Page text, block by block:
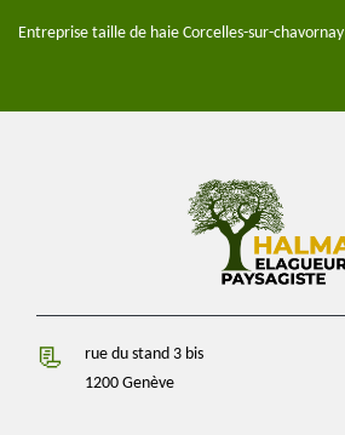
Entreprise taille de haie Corcelles-sur-chavornay
rue du stand 3 bis
1200 Genève